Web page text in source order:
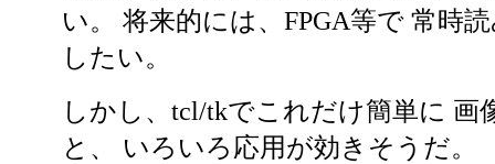
い。 将来的には、FPGA等で 常時
したい。
しかし、tcl/tkでこれだけ簡単に 画
と、 いろいろ応用が効きそうだ。